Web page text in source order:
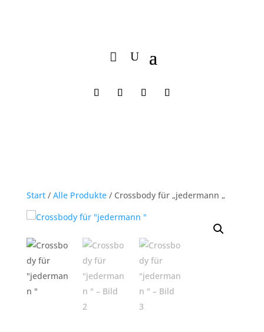
Start/ Alle Produkte/ Crossbody für „jedermann „